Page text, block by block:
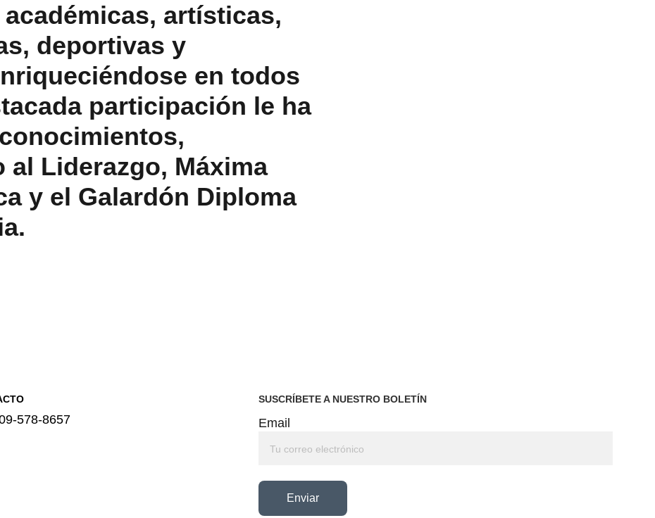
artísticas,
deportivas y
en todos
participación le ha
Liderazgo, Máxima
y el Galardón Diploma
578-8657 Email
Enviar
SUSCRÍBETE A NUESTRO BOLETÍN